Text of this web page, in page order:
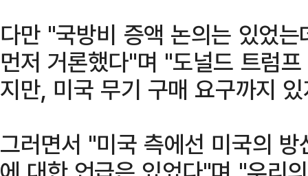
다만 "국방비 증액 논의는 있었
먼저 거론했다"며 "도널드 트럼
지만, 미국 무기 구매 요구까지
그러면서 "미국 측에선 미국의